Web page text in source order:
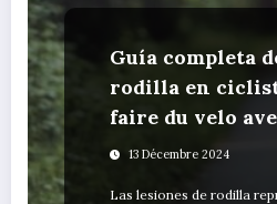
Guía completa
rodilla en
faire du velo
tendinite au
13 Décembre 2024
Las lesiones de rodilla